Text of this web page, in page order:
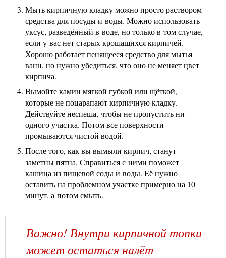
Мыть кирпичную кладку можно просто раствором
средства для посуды и воды. Можно использовать
уксус, разведённый в воде, но только в том случае,
если у вас нет старых крошащихся кирпичей.
Хорошо работает пенящееся средство для мытья
ванн, но нужно убедиться, что оно не меняет цвет
кирпича.
Вымойте камин мягкой губкой или щёткой,
которые не поцарапают кирпичную кладку.
Действуйте неспеша, чтобы не пропустить ни
одного участка. Потом все поверхности
промываются чистой водой.
После того, как вы вымыли кирпич, станут
заметны пятна. Справиться с ними поможет
кашица из пищевой соды и воды. Её нужно
оставить на проблемном участке примерно на 10
минут, а потом смыть.
Важно! Внутри кирпичной топки
может остаться налёт